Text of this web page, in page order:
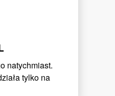
natychmiast.
tylko na